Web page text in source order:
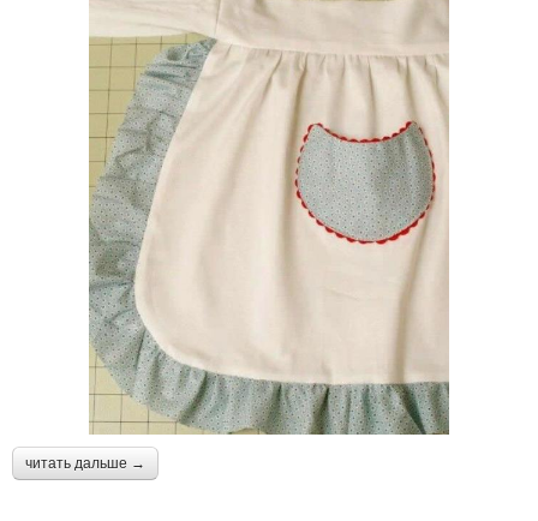
читать дальше →